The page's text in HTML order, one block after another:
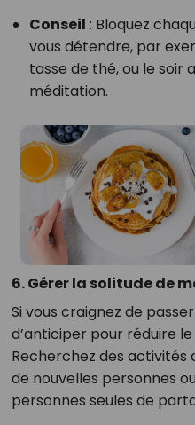
Conseil : Bloquez
vous détendre, par
tasse de thé, ou le soir
méditation.
6. Gérer la solitude de
Si vous craignez de
d’anticiper pour réduire
Recherchez des
de nouvelles personnes
personnes seules de